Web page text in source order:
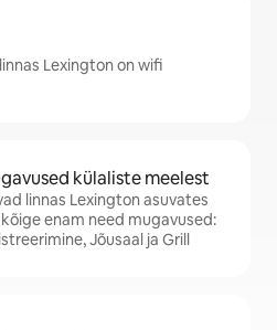
Lexington on wifi
külaliste meelest
linnas Lexington asuvates
enam need mugavused:
Jõusaal ja Grill